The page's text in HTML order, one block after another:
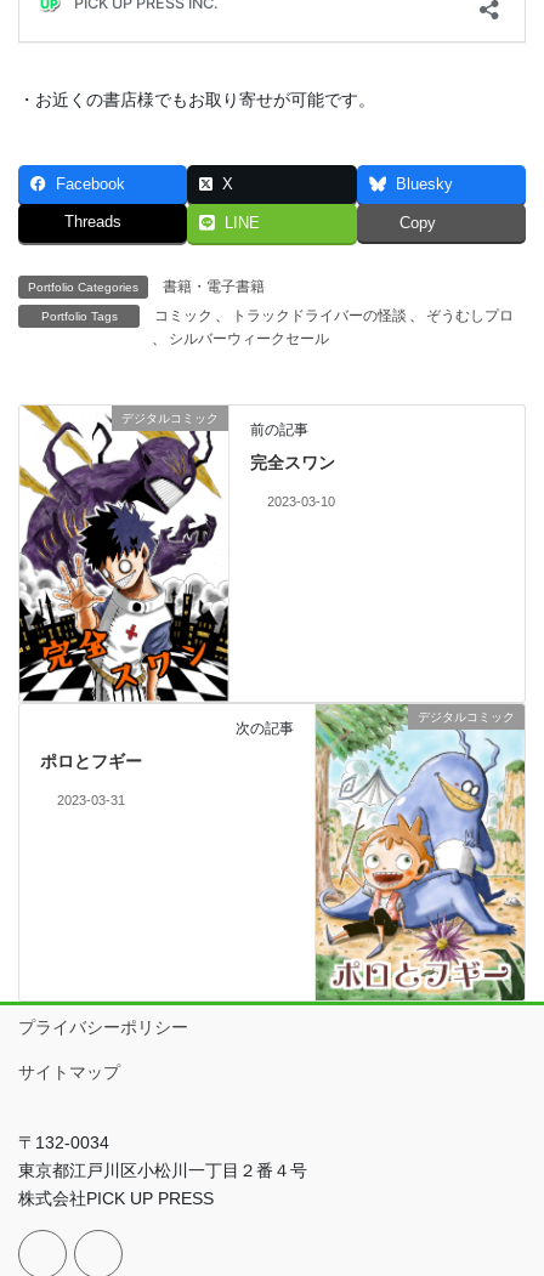
・お近くの書店様でもお取り寄せが可能です。
Facebook X Bluesky
Threads LINE Copy
Portfolio Categories 書籍・電子書籍
Portfolio Tags コミック 、 トラックドライバーの怪談 、
ぞうむしプロ
、
シルバーウィークセール
デジタルコミック
前の記事
完全スワン
2023-03-10
デジタルコミック
次の記事
ポロとフギー
2023-03-31
プライバシーポリシー
サイトマップ
〒132-0034
東京都江戸川区小松川一丁目２番４号
株式会社PICK UP PRESS